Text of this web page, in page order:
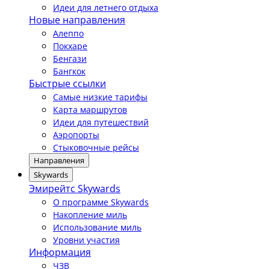
Идеи для летнего отдыха
Новые направления
Алеппо
Покхаре
Бенгази
Бангкок
Быстрые ссылки
Самые низкие тарифы
Карта маршрутов
Идеи для путешествий
Аэропорты
Стыковочные рейсы
Направления
Skywards
Эмирейтс Skywards
О программе Skywards
Накопление миль
Использование миль
Уровни участия
Информация
ЧЗВ